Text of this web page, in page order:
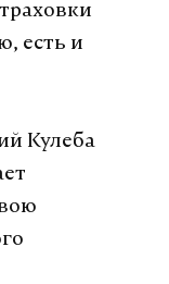
есть и
Кулеба